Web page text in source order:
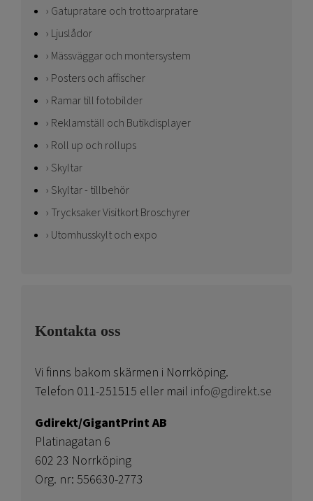
Gatupratare och trottoarpratare
Ljuslådor
Mässväggar och montersystem
Posters och affischer
Ramar till fotobilder
Reklamställ och Butikdisplayer
Roll up och rollups
Skyltar
Skyltar - tillbehör
Trycksaker Visitkort Broschyrer
Utomhusskylt och expo
Kontakta oss
Vi finns bakom skärmen i Norrköping.
Telefon 011-251515 eller mail info@gdirekt.se
Gdirekt/GigantPrint AB
Platinagatan 6
602 23 Norrköping
Org. nr: 556630-2773